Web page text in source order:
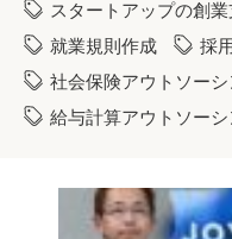
スタートアップの創
就業規則作成
採
社会保険アウトソー
給与計算アウトソー